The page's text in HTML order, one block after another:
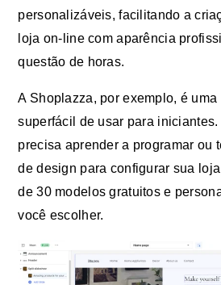
personalizáveis, facilitando a
loja on-line com aparência
questão de horas.
A Shoplazza, por exemplo, é uma
superfácil de usar para iniciantes.
precisa aprender a programar ou
de design para configurar sua
de 30 modelos gratuitos e
você escolher.